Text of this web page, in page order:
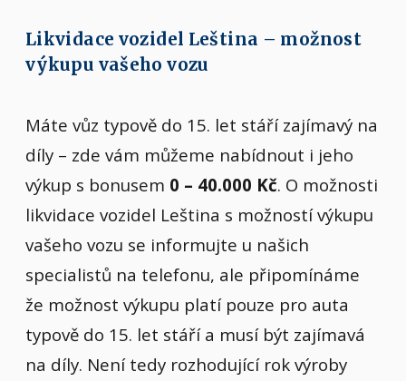
Likvidace vozidel Leština – možnost
výkupu vašeho vozu
Máte vůz typově do 15. let stáří zajímavý na
díly – zde vám můžeme nabídnout i jeho
výkup s bonusem 0 – 40.000 Kč. O možnosti
likvidace vozidel Leština s možností výkupu
vašeho vozu se informujte u našich
specialistů na telefonu, ale připomínáme
že možnost výkupu platí pouze pro auta
typově do 15. let stáří a musí být zajímavá
na díly. Není tedy rozhodující rok výroby